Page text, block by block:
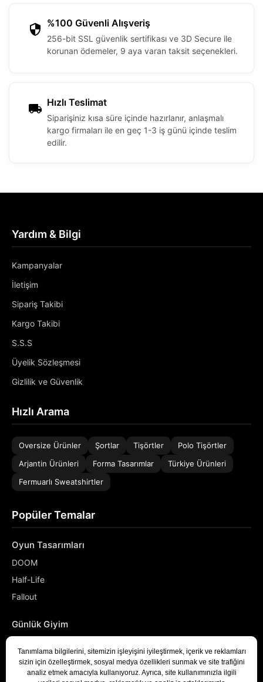
%100 Güvenli Alışveriş
256-bit SSL güvenlik sertifikası ve 3D Secure ile
korunan ödemeler, 9 aya varan taksit seçenekleri.
Hızlı Teslimat
Siparişiniz kısa süre içinde hazırlanır, anlaşmalı
kargo firmaları ile en geç 1-3 iş günü içinde teslim
edilir.
Yardım & Bilgi
Kampanyalar
İletişim
Sipariş Takibi
Kargo Takibi
S.S.S
Üyelik Sözleşmesi
Gizlilik ve Güvenlik
Hızlı Arama
Oversize Ürünler Şortlar Tişörtler
Polo Tişörtler
Arjantin Ürünleri
Forma Tasarımlar
Türkiye Ürünleri
Fermuarlı Sweatshirtler
Popüler Temalar
Oyun Tasarımları
DOOM
Half-Life
Fallout
Günlük Giyim
Denizci
Developer